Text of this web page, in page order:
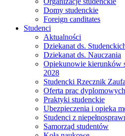
Domy studenckie
Foreign canditates
Studenci
Aktualności
Dziekanat ds.
Dziekanat ds. Nauczania
Opiekunowie kierunków
2028
Studencki Rzecznik
Oferta prac
Praktyki studenckie
Ubezpieczenia i opieka
Studenci z
Samorząd studentów